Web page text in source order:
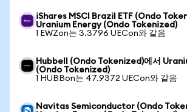
iShares MSCI Brazil ETF (Ondo
Uranium Energy (Ondo Tokenized)
1 EWZon는 3.3796 UECon와 같음
Hubbell (Ondo Tokenized)에서
(Ondo Tokenized)
1 HUBBon는 47.9372 UECon와 같음
Navitas Semiconductor (Ondo